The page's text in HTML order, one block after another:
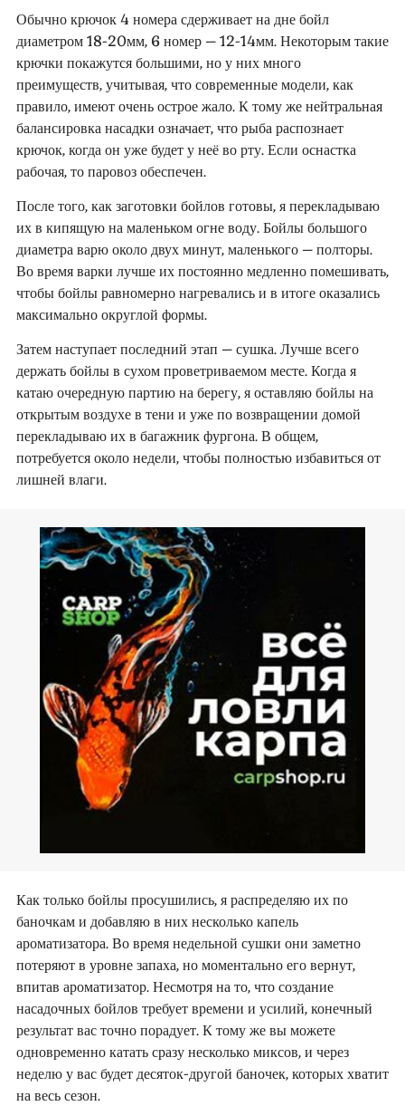
Обычно крючок 4 номера сдерживает на дне бойл
диаметром 18-20мм, 6 номер – 12-14мм. Некоторым такие
крючки покажутся большими, но у них много
преимуществ, учитывая, что современные модели, как
правило, имеют очень острое жало. К тому же нейтральная
балансировка насадки означает, что рыба распознает
крючок, когда он уже будет у неё во рту. Если оснастка
рабочая, то паровоз обеспечен.
После того, как заготовки бойлов готовы, я перекладываю
их в кипящую на маленьком огне воду. Бойлы большого
диаметра варю около двух минут, маленького – полторы.
Во время варки лучше их постоянно медленно помешивать,
чтобы бойлы равномерно нагревались и в итоге оказались
максимально округлой формы.
Затем наступает последний этап – сушка. Лучше всего
держать бойлы в сухом проветриваемом месте. Когда я
катаю очередную партию на берегу, я оставляю бойлы на
открытым воздухе в тени и уже по возвращении домой
перекладываю их в багажник фургона. В общем,
потребуется около недели, чтобы полностью избавиться от
лишней влаги.
Как только бойлы просушились, я распределяю их по
баночкам и добавляю в них несколько капель
ароматизатора. Во время недельной сушки они заметно
потеряют в уровне запаха, но моментально его вернут,
впитав ароматизатор. Несмотря на то, что создание
насадочных бойлов требует времени и усилий, конечный
результат вас точно порадует. К тому же вы можете
одновременно катать сразу несколько миксов, и через
неделю у вас будет десяток-другой баночек, которых хватит
на весь сезон.